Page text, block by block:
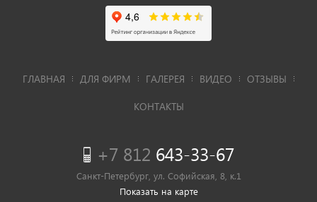
ГЛАВНАЯ ДЛЯ ФИРМ ГАЛЕРЕЯ ВИДЕО ОТЗЫВЫ
КОНТАКТЫ
+7 812 643-33-67
Санкт-Петербург, ул. Софийская, 8, к.1
Показать на карте